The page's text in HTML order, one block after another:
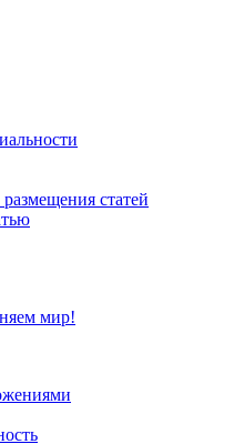
статей
мир!